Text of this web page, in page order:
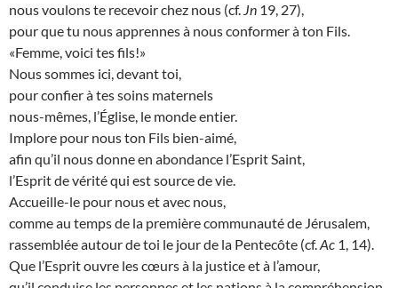
nous voulons te recevoir chez nous (cf. Jn 19, 27),
pour que tu nous apprennes à nous conformer à ton Fils.
«Femme, voici tes fils!»
Nous sommes ici, devant toi,
pour confier à tes soins maternels
nous-mêmes, l’Église, le monde entier.
Implore pour nous ton Fils bien-aimé,
afin qu’il nous donne en abondance l’Esprit Saint,
l’Esprit de vérité qui est source de vie.
Accueille-le pour nous et avec nous,
comme au temps de la première communauté de Jérusalem,
rassemblée autour de toi le jour de la Pentecôte (cf.Ac 1, 14).
Que l’Esprit ouvre les cœurs à la justice et à l’amour,